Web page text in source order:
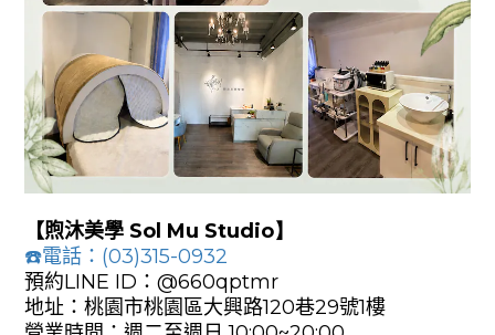
【煦沐美學 Sol Mu Studio】
☎️電話 ：(03)315-0932
預約LINE ID：@660qptmr
地址：桃園市桃園區大興路120巷29號1樓